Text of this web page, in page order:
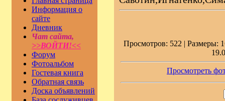
Информация о
сайте
Дневник
Чат сайта,
>>ВОЙТИ!<<
Форум
Фотоальбом
Гостевая книга
Обратная связь
Доска объявлений
Просмотров: 522 | Размеры:
Просмотреть